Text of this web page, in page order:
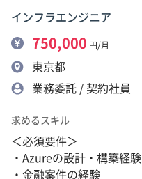
インフラエンジニア
750,000 円/月
東京都
業務委託 / 契約社員
求めるスキル
＜必須要件＞
・Azureの設計・構築経験
・金融案件の経験